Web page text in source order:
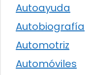
Autoayuda
Autobiografía
Automotriz
Automóviles